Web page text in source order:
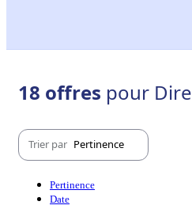
18 offres pour
Trier par Pertinence
Pertinence
Date